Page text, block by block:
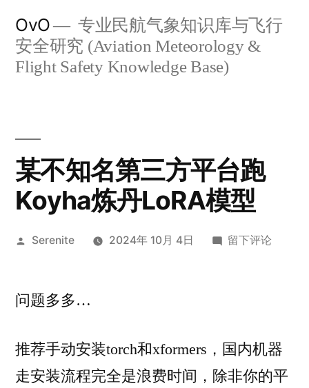
OvO
专业民航气象知识库与飞行
安全研究 (Aviation Meteorology &
Flight Safety Knowledge Base)
某不知名第三方平台跑
Koyha炼丹LoRA模型
发
Serenite 2024年 10月 4日
于
三
方
留下评论
问题多多…
推荐手动安装torch和xformers，国内机器
走安装流程完全是浪费时间，除非你的平